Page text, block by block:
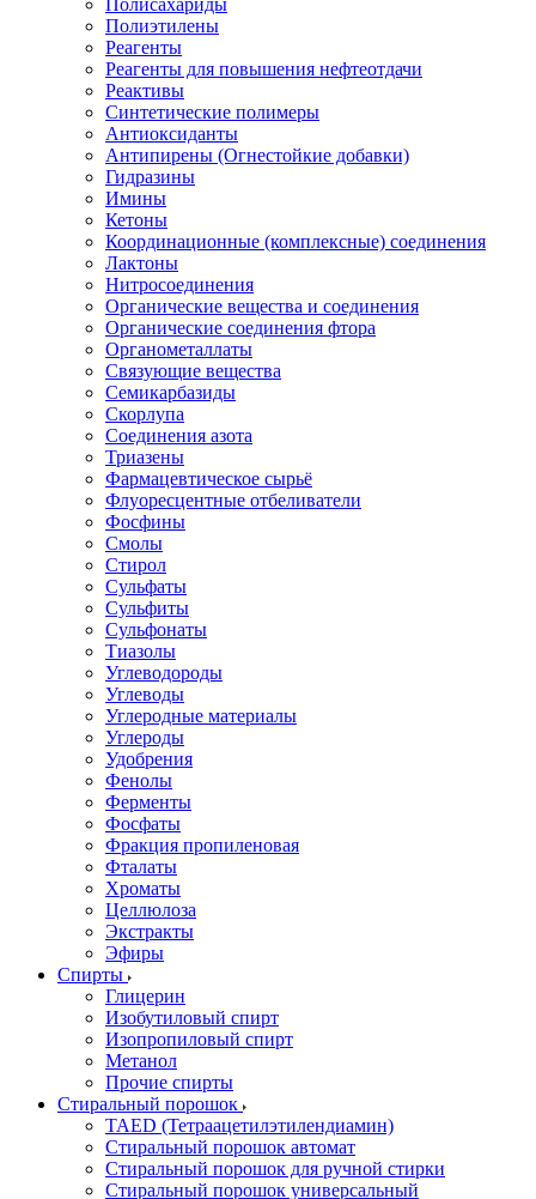
Полисахариды
Полиэтилены
Реагенты
Реагенты для повышения нефтеотдачи
Реактивы
Синтетические полимеры
Антиоксиданты
Антипирены (Огнестойкие добавки)
Гидразины
Имины
Кетоны
Координационные (комплексные) соединения
Лактоны
Нитросоединения
Органические вещества и соединения
Органические соединения фтора
Органометаллаты
Связующие вещества
Семикарбазиды
Скорлупа
Соединения азота
Триазены
Фармацевтическое сырьё
Флуоресцентные отбеливатели
Фосфины
Смолы
Стирол
Сульфаты
Сульфиты
Сульфонаты
Тиазолы
Углеводороды
Углеводы
Углеродные материалы
Углероды
Удобрения
Фенолы
Ферменты
Фосфаты
Фракция пропиленовая
Фталаты
Хроматы
Целлюлоза
Экстракты
Эфиры
Спирты
Глицерин
Изобутиловый спирт
Изопропиловый спирт
Метанол
Прочие спирты
Стиральный порошок
TAED (Тетраацетилэтилендиамин)
Стиральный порошок автомат
Стиральный порошок для ручной стирки
Стиральный порошок универсальный